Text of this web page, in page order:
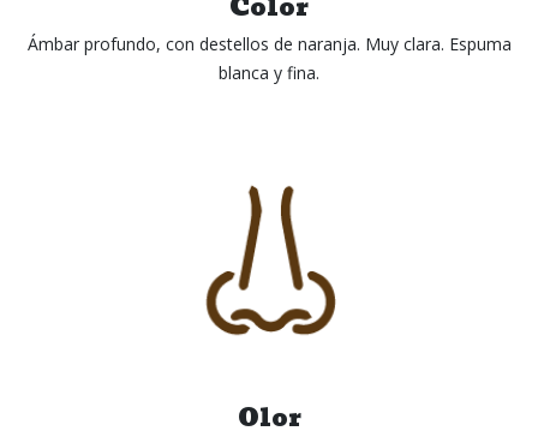
Ámbar profundo, con destellos de naranja. Muy clara. Espuma
blanca y fina.
Olor